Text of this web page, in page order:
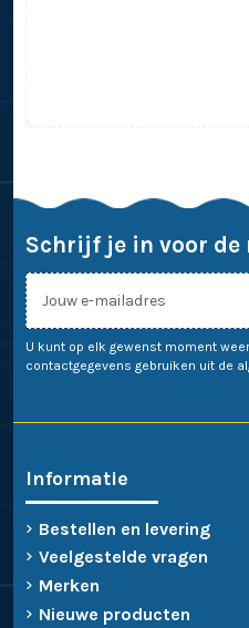
Schrijf je in voor
U kunt op elk gewenst moment
contactgegevens gebruiken uit de
Informatie
Bestellen en levering
Veelgestelde vragen
Merken
Nieuwe producten